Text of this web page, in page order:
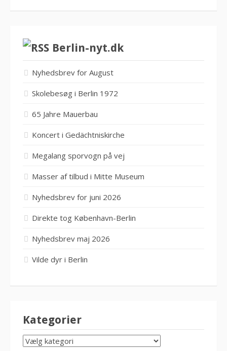
Berlin-nyt.dk
Nyhedsbrev for August
Skolebesøg i Berlin 1972
65 Jahre Mauerbau
Koncert i Gedächtniskirche
Megalang sporvogn på vej
Masser af tilbud i Mitte Museum
Nyhedsbrev for juni 2026
Direkte tog København-Berlin
Nyhedsbrev maj 2026
Vilde dyr i Berlin
Kategorier
KATEGORIER